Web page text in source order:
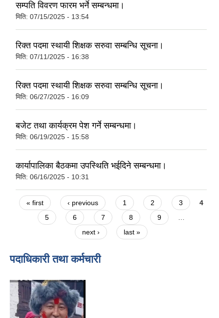
सम्पति विवरण फारम भर्ने सम्बन्धमा।
मिति: 07/15/2025 - 13:54
रिक्त पदमा स्थायी शिक्षक सरुवा सम्बन्धि सूचना।
मिति: 07/11/2025 - 16:38
रिक्त पदमा स्थायी शिक्षक सरुवा सम्बन्धि सूचना।
मिति: 06/27/2025 - 16:09
बजेट तथा कार्यक्रम पेश गर्ने सम्बन्धमा।
मिति: 06/19/2025 - 15:58
कार्यापालिका बैठकमा उपस्थिति भईदिने सम्बन्धमा।
मिति: 06/16/2025 - 10:31
Pages
« first ‹ previous 1 2 3
4
5
6 7 8 9
next ›
last »
पदाधिकारी तथा कर्मचारी